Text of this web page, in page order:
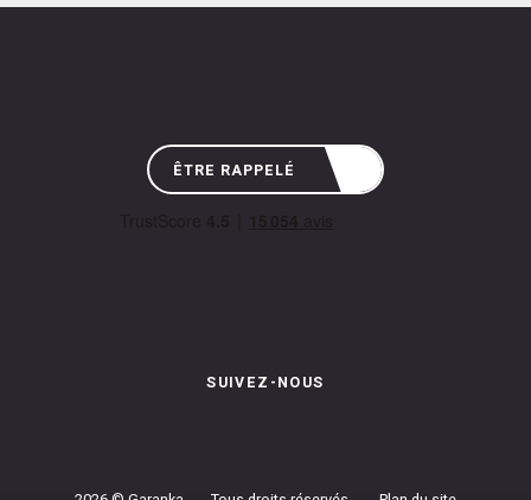
ÊTRE RAPPELÉ
SUIVEZ-NOUS